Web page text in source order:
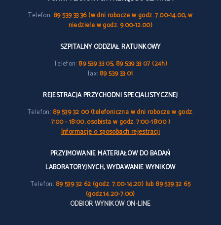
Telefon: 89 539 33 36 (w dni robocze w godz. 7.00-14.00, w
niedziele w godz. 9.00-12.00)
SZPITALNY ODDZIAŁ RATUNKOWY
Telefon:89 539 33 05, 89 539 33 07 (24h)
fax: 89 539 33 01
REJESTRACJA PRZYCHODNI SPECJALISTYCZNEJ
Telefon: 89 539 32 00 (telefoniczna w dni robocze w godz.
7:00 - 18:00, osobista w godz. 7:00-18:00 )
Informacje o sposobach rejestracji
PRZYJMOWANIE MATERIAŁÓW DO BADAŃ
LABORATORYJNYCH, WYDAWANIE WYNIKÓW
Telefon: 89 539 32 62 (godz. 7.00-14.20) lub 89 539 32 65
(godz.14.20-7.00)
ODBIÓR WYNIKÓW ON-LINE